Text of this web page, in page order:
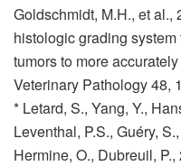
Goldschmidt, M.H., et al.,
histologic grading
tumors to more
Veterinary Pathology 48,
* Letard, S., Yang, Y.,
Leventhal, P.S., Guéry,
Hermine, O., Dubreuil,